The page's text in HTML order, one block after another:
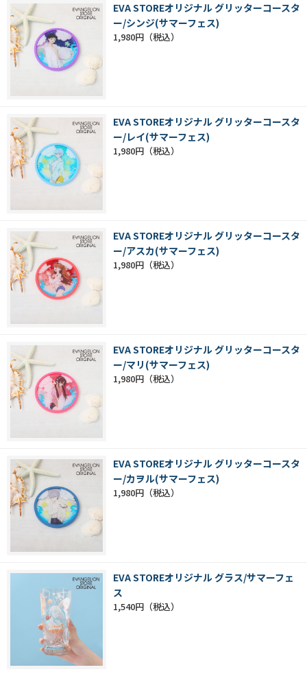
EVA STOREオリジナル グリッターコースタ
ー/シンジ(サマーフェス)
1,980円
EVA STOREオリジナル グリッターコースタ
ー/レイ(サマーフェス)
1,980円
EVA STOREオリジナル グリッターコースタ
ー/アスカ(サマーフェス)
1,980円
EVA STOREオリジナル グリッターコースタ
ー/マリ(サマーフェス)
1,980円
EVA STOREオリジナル グリッターコースタ
ー/カヲル(サマーフェス)
1,980円
EVA STOREオリジナル グラス/サマーフェ
ス
1,540円